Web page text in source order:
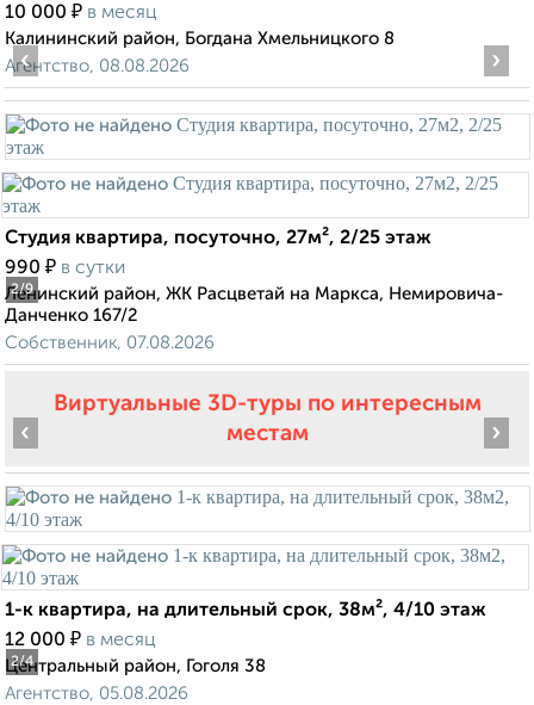
10 000 ₽ в месяц
Калининский район, Богдана Хмельницкого 8
Агентство, 08.08.2026
2/9
‹ ›
Студия квартира, посуточно, 27м², 2/25 этаж
990 ₽ в сутки
Ленинский район, ЖК Расцветай на Маркса, Немировича-
Данченко 167/2
Собственник, 07.08.2026
Виртуальные 3D-туры по интересным
местам
2/4
‹ ›
1-к квартира, на длительный срок, 38м², 4/10 этаж
12 000 ₽ в месяц
Центральный район, Гоголя 38
Агентство, 05.08.2026